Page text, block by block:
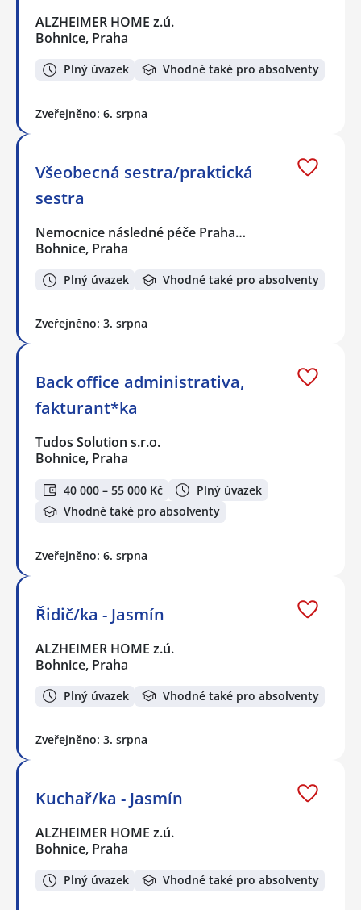
ALZHEIMER HOME z.ú.
Bohnice, Praha
Plný úvazek Vhodné také pro absolventy
Zveřejněno: 6. srpna
Všeobecná sestra/praktická
sestra
Nemocnice následné péče Praha…
Bohnice, Praha
Plný úvazek Vhodné také pro absolventy
Zveřejněno: 3. srpna
Back office administrativa,
fakturant*ka
Tudos Solution s.r.o.
Bohnice, Praha
40 000 – 55 000 Kč
Plný úvazek
Vhodné také pro absolventy
Zveřejněno: 6. srpna
Řidič/ka - Jasmín
ALZHEIMER HOME z.ú.
Bohnice, Praha
Plný úvazek Vhodné také pro absolventy
Zveřejněno: 3. srpna
Kuchař/ka - Jasmín
ALZHEIMER HOME z.ú.
Bohnice, Praha
Plný úvazek Vhodné také pro absolventy